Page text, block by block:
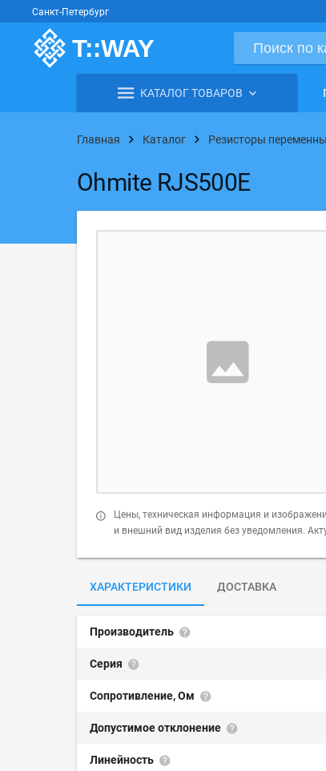
Санкт-Петербург
КАТАЛОГ ТОВАРОВ
Главная Каталог Резисторы
Ohmite RJS500E
Цены, техническая информация и
и внешний вид изделия без уведомления.
ХАРАКТЕРИСТИКИ ДОСТАВКА
Производитель
Серия
Сопротивление, Ом
Допустимое отклонение
Линейность